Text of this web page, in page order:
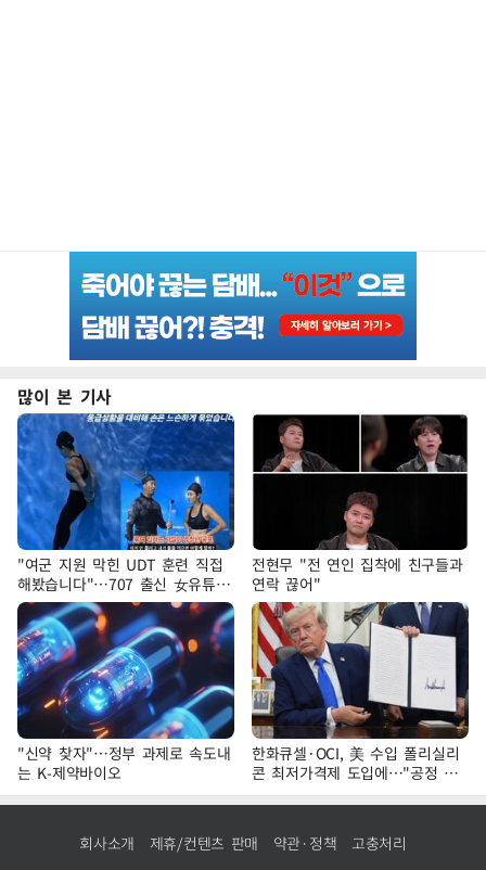
많이 본 기사
"여군 지원 막힌 UDT 훈련 직접
해봤습니다"…707 출신 女유튜버
'완벽 소화'
전현무 "전 연인 집착에 친구들과
연락 끊어"
"신약 찾자"…정부 과제로 속도내
는 K-제약바이오
한화큐셀·OCI, 美 수입 폴리실리
콘 최저가격제 도입에…"공정 경
쟁·수익성 개선 환영"
회사소개 제휴/컨텐츠 판매 약관·정책 고충처리